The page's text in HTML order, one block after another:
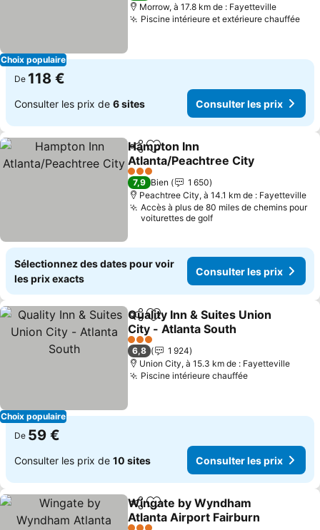
Choix populaire
Morrow, à 17.8 km de : Fayetteville
Piscine intérieure et extérieure chauffée
De 118 €
Consulter les prix de 6 sites Consulter les prix
PartagerAjouter à mes favoris
Hampton Inn
Atlanta/Peachtree City
Consulter les prix
3 Étoiles
7,9 Bien
1 650
Peachtree City, à 14.1 km de : Fayetteville
Accès à plus de 80 miles de chemins pour
voiturettes de golf
Sélectionnez des dates pour voir
les prix exacts
Consulter les prix
Choix populaire
PartagerAjouter à mes favoris
Quality Inn & Suites Union
City - Atlanta South
Consulter les prix
3 Étoiles
6,8
1 924
Union City, à 15.3 km de : Fayetteville
Piscine intérieure chaufféeConsulter
De 59 €
Consulter les prix de 10 sites Consulter les prix
PartagerAjouter à mes favoris
Wingate by Wyndham
Atlanta Airport Fairburn